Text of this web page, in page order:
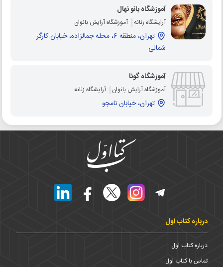
آموزشگاه بانو نهال
آرایشگاه زنانه آموزشگاه آرایش بانوان
تهران، منطقه 6، محله جمالزاده، خیابان کارگر
شمالی
آموزشگاه گونا
آموزشگاه آرایش بانوان آرایشگاه زنانه
تهران، خیابان نامجو
درباره کتاب اول
درباره کتاب اول
تماس با کتاب اول